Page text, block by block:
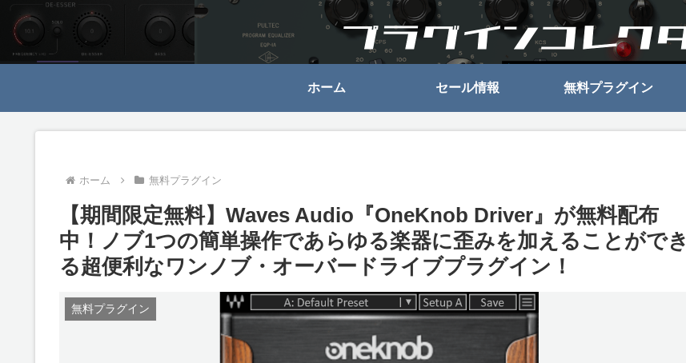
ホーム セール情報 無料プラグイン
ホーム 無料プラグイン
【期間限定無料】Waves Audio『OneKnob Driver』が無料配布
中！ノブ1つの簡単操作であらゆる楽器に歪みを加えることができ
る超便利なワンノブ・オーバードライブプラグイン！
無料プラグイン